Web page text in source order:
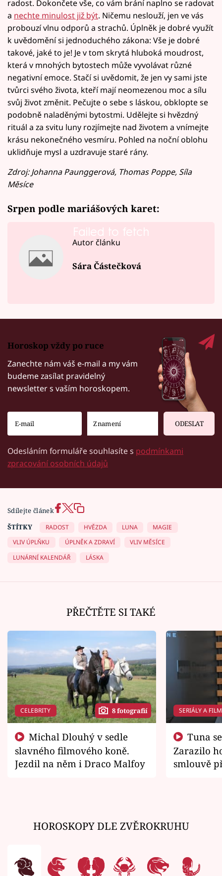
radost. Dokončete vše, co vám brání naplno se radovat
a nechte minulost již být. Ničemu neslouží, jen ve vás
probouzí vlnu odporů a strachů. Úplněk je dobré využít
k uvědomění si jednoduchého zákona: Vše je dobré
takové, jaké to je! Je v tom skrytá hluboká moudrost,
která v mnohých bytostech může vyvolávat různé
negativní emoce. Stačí si uvědomit, že jen vy sami jste
tvůrci svého života, kteří mají neomezenou moc a sílu
svůj život změnit. Pečujte o sebe s láskou, obklopte se
podobně naladěnými bytostmi. Udělejte si hvězdný
rituál a za svitu luny rozjímejte nad životem a vnímejte
krásu nekonečného vesmíru. Pohled na noční oblohu
uklidňuje mysl a uzdravuje staré rány.
Zdroj: Johanna Paunggerová, Thomas Poppe, Síla
Měsíce
Srpen podle mariášových karet:
Failed to fetch
Autor článku
Sára Částečková
Horoskop vždy po ruce
Zanechte nám váš e-mail a my vám
budeme zasílat pravidelný
newsletter s vaším horoskopem.
ODESLAT
Odesláním formuláře souhlasíte s podmínkami
zpracování osobních údajů
Sdílejte článek
ŠTÍTKY
RADOST HVĚZDA LUNA
MAGIE
VLIV ÚPLŇKU
ÚPLNĚK A ZDRAVÍ
VLIV MĚSÍCE
LUNÁRNÍ KALENDÁŘ
LÁSKA
PŘEČTĚTE SI TAKÉ
CELEBRITY 8 fotografií
slavného filmového koně.
Jezdil na něm i Draco Malfoy
SERIÁLY A
Zarazilo
smlouvě
HOROSKOPY DLE ZVĚROKRUHU